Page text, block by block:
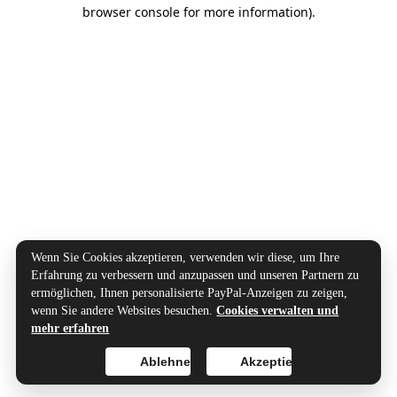
browser console for more information).
Wenn Sie Cookies akzeptieren, verwenden wir diese, um Ihre
Erfahrung zu verbessern und anzupassen und unseren Partnern zu
ermöglichen, Ihnen personalisierte PayPal-Anzeigen zu zeigen,
wenn Sie andere Websites besuchen.Cookies verwalten und
mehr erfahren
Akzeptieren
Ablehnen